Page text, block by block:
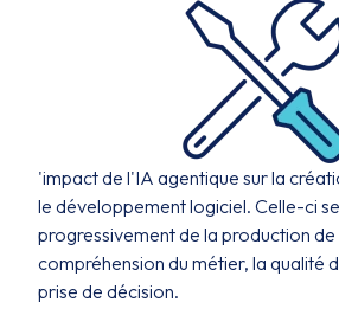
'impact de l'IA agentique sur la
le développement logiciel. Celle-ci
progressivement de la production
compréhension du métier, la qualité
prise de décision.